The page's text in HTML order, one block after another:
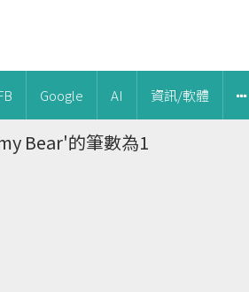
Google AI 資訊/軟體
Bear'的筆數為1